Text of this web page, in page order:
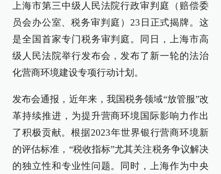
上海市第三中级人民法院行政审判庭（赔偿委
员会办公室、税务审判庭）23日正式揭牌。这
是全国首家专门税务审判庭。同日，上海市高
级人民法院举行发布会，发布了新一轮的法治
化营商环境建设专项行动计划。
发布会通报，近年来，我国税务领域“放管服”改
革持续推进，为提升营商环境国际影响力作出
了积极贡献。根据2023年世界银行营商环境新
的评估标准，“税收指标”尤其关注税务争议解决
的独立性和专业性问题。同时，上海作为中央